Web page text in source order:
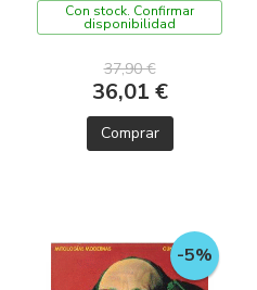
Con stock. Confirmar
disponibilidad
37,90 €
36,01 €
Comprar
-5%